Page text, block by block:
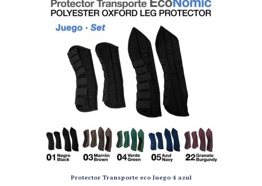
Protector Transporte eco Juego 4 azul